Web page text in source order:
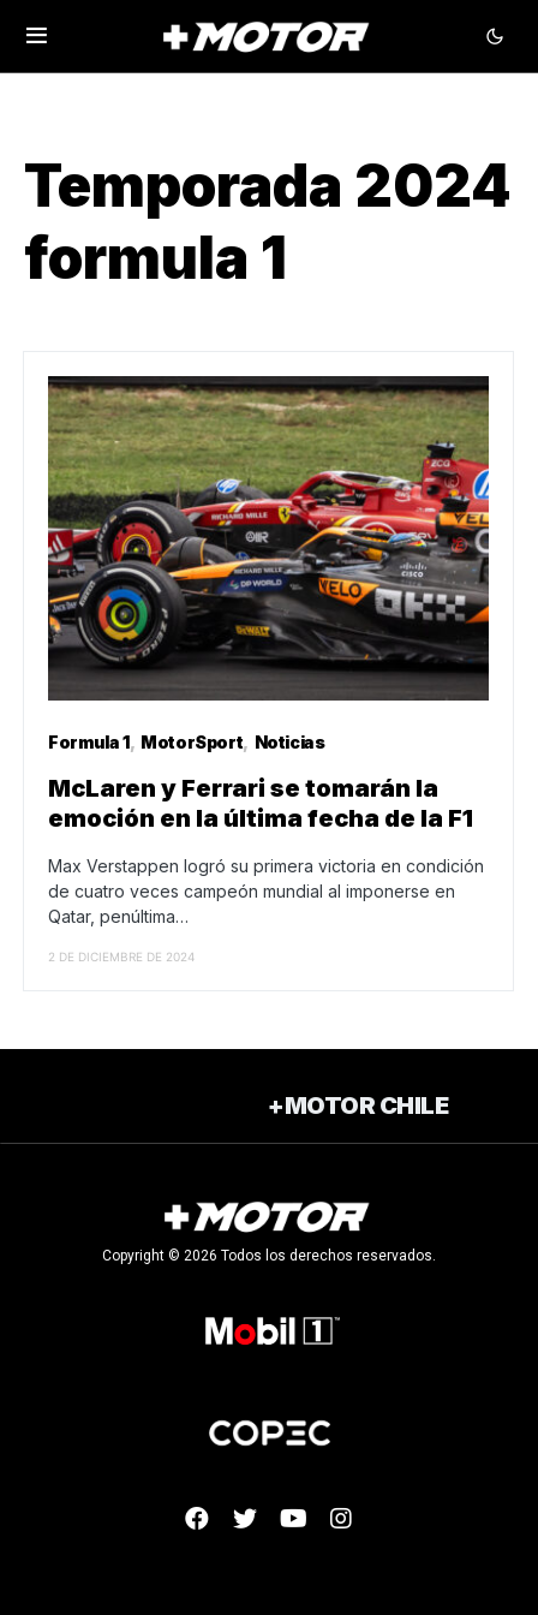
Temporada 2024
formula 1
Formula 1 MotorSport Noticias
McLaren y Ferrari se tomarán la
emoción en la última fecha de la F1
Max Verstappen logró su primera victoria en condición
de cuatro veces campeón mundial al imponerse en
Qatar, penúltima…
2 DE DICIEMBRE DE 2024
+MOTOR CHILE
Copyright © 2026 Todos los derechos reservados.